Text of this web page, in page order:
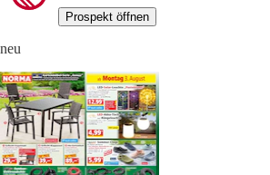
Prospekt öffnen
neu